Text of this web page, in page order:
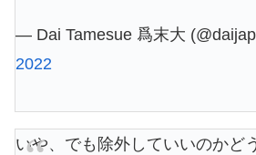
— Dai Tamesue 爲末大
2022
いや、でも除外していいのかど